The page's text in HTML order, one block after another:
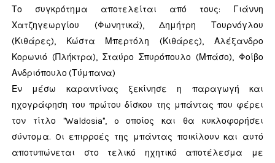
Το συγκρότημα αποτελείται από τους: Γιάννη
Χατζηγεωργίου (Φωνητικά), Δημήτρη Τουρνόγλου
(Κιθάρες), Κώστα Μπερτόλη (Κιθάρες), Αλέξανδρο
Κορωνιό (Πλήκτρα), Σταύρο Σπυρόπουλο (Μπάσο), Φοίβο
Ανδριόπουλο (Τύμπανα)
Εν μέσω καραντίνας ξεκίνησε η παραγωγή και
ηχογράφηση του πρώτου δίσκου της μπάντας που φέρει
τον τίτλο "Waldosia", o οποίος και θα κυκλοφορήσει
σύντομα. Oι επιρροές της μπάντας ποικίλουν και αυτό
αποτυπώνεται στο τελικό ηχητικό αποτέλεσμα με